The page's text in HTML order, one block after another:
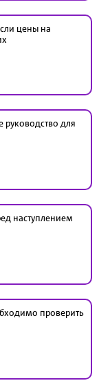
цены на
для
наступлением
проверить